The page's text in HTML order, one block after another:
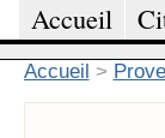
Accueil
Accueil >